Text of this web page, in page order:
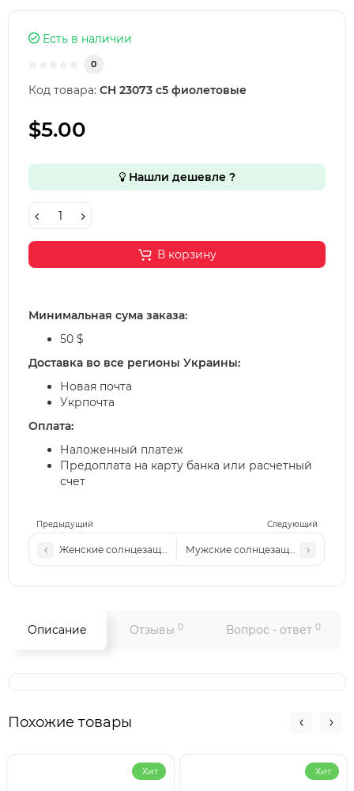
Предыдущий Следующий
Женские солнцезащитные очки CH 23073 синие/матовые
Мужские солнцезащитные очки
Есть в наличии
0
Код товара: CH 23073 c5 фиолетовые
$5.00
Нашли дешевле ?
В корзину
Минимальная сума заказа:
50 $
Доставка во все регионы Украины:
Новая почта
Укрпочта
Оплата:
Наложенный платеж
Предоплата на карту банка или расчетный
счет
Описание Отзывы 0 Вопрос - ответ 0
Похожие товары
Хит Хит